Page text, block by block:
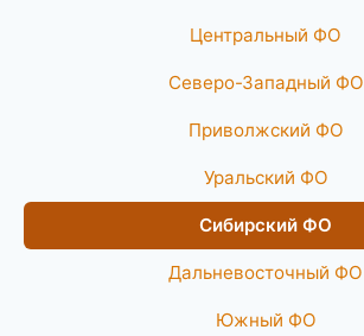
Центральный ФО
Северо-Западный ФО
Приволжский ФО
Уральский ФО
Сибирский ФО
Дальневосточный ФО
Южный ФО